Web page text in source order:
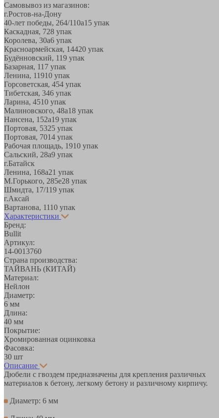
Самовывоз из магазинов:
г.Ростов-на-Дону
40-лет победы, 264/110а15 упак
Каскадная, 728 упак
Королева, 30а6 упак
Красноармейская, 14420 упак
Будённовский, 119 упак
Базарная, 11 7 упак
Ленина, 11910 упак
Горсоветская, 454 упак
Тибетская, 346 упак
Ларина, 4510 упак
Малиновского, 48а18 упак
Нансена, 152а19 упак
Портовая, 5325 упак
Портовая, 7014 упак
Рабочая площадь, 1910 упак
Сальский, 28a9 упак
г.Батайск
Ленина, 168а21 упак
М.Горького, 285е28 упак
Шмидта, 17/119 упак
г.Аксай
Вартанова, 1110 упак
Характеристики
Бренд:
Bullit
Артикул:
14-0013760
Страна производства:
ТАЙВАНЬ (КИТАЙ)
Материал:
Нейлон
Диаметр:
6 мм
Длина:
40 мм
Покрытие:
Хромированная оцинковка
Фасовка:
30 шт
Описание
Дюбели с гвоздем предназначены для крепления различных
материалов к бетону, легкому бетону и различному кирпичу.
Диаметр: 6 мм